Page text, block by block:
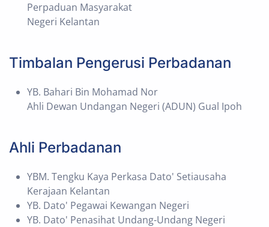
Perpaduan Masyarakat
Negeri Kelantan
Timbalan Pengerusi Perbadanan
YB. Bahari Bin Mohamad Nor
Ahli Dewan Undangan Negeri (ADUN) Gual Ipoh
Ahli Perbadanan
YBM. Tengku Kaya Perkasa Dato' Setiausaha
Kerajaan Kelantan
YB. Dato' Pegawai Kewangan Negeri
YB. Dato' Penasihat Undang-Undang Negeri